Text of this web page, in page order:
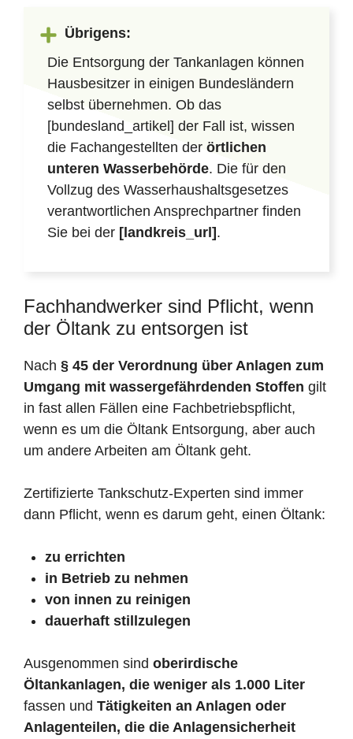
Übrigens:
Die Entsorgung der Tankanlagen können
Hausbesitzer in einigen Bundesländern
selbst übernehmen. Ob das
[bundesland_artikel] der Fall ist, wissen
die Fachangestellten der örtlichen
unteren Wasserbehörde. Die für den
Vollzug des Wasserhaushaltsgesetzes
verantwortlichen Ansprechpartner finden
Sie bei der [landkreis_url] .
Fachhandwerker sind Pflicht, wenn
der Öltank zu entsorgen ist
Nach § 45 der Verordnung über Anlagen zum
Umgang mit wassergefährdenden Stoffen gilt
in fast allen Fällen eine Fachbetriebspflicht,
wenn es um die Öltank Entsorgung, aber auch
um andere Arbeiten am Öltank geht.
Zertifizierte Tankschutz-Experten sind immer
dann Pflicht, wenn es darum geht, einen Öltank:
zu errichten
in Betrieb zu nehmen
von innen zu reinigen
dauerhaft stillzulegen
Ausgenommen sind oberirdische
Öltankanlagen, die weniger als 1.000 Liter
fassen und Tätigkeiten an Anlagen oder
Anlagenteilen, die die Anlagensicherheit